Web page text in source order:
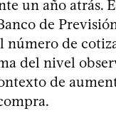
un año atrás.
de
número de
del nivel
de